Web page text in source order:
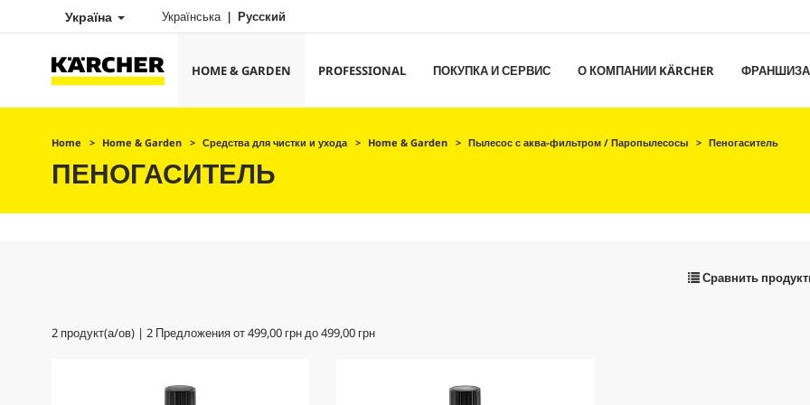
Україна Українська Русский
HOME & GARDEN PROFESSIONAL ПОКУПКА И СЕРВИС О КОМПАНИИ KÄRCHER ФРАНШИЗА
Home Home & Garden Средства для чистки и ухода Home & Garden Пылесос с аква-фильтром / Паропылесосы Пеногаситель
ПЕНОГАСИТЕЛЬ
Сравнить
2 продукт(а/ов) | 2 Предложения от499,00 грндо499,00 грн